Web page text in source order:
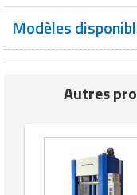
Modèles
Autres